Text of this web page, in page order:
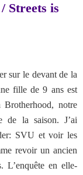
Streets is
sur le devant de la
fille de 9 ans est
Brotherhood, notre
de la saison. J’ai
SVU et voir les
revoir un ancien
L’enquête en elle-